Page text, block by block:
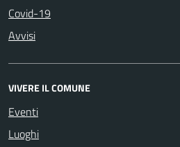
Covid-19
Avvisi
VIVERE IL COMUNE
Eventi
Luoghi